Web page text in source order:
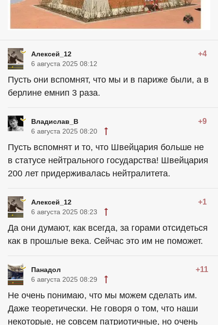
Алексей_12 +4
6 августа 2025 08:12
Пусть они вспомнят, что мы и в париже были, а в
берлине емнип 3 раза.
Владислав_В +9
6 августа 2025 08:20
Пусть вспомнят и то, что Швейцария больше не
в статусе нейтрального государства! Швейцария
200 лет придерживалась нейтралитета.
Алексей_12 +1
6 августа 2025 08:23
Да они думают, как всегда, за горами отсидеться
как в прошлые века. Сейчас это им не поможет.
Панадол +11
6 августа 2025 08:29
Не очень понимаю, что мы можем сделать им.
Даже теоретически. Не говоря о том, что наши
некоторые, не совсем патриотичные, но очень